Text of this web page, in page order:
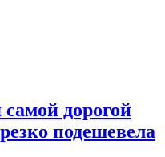
дорогой
подешевела